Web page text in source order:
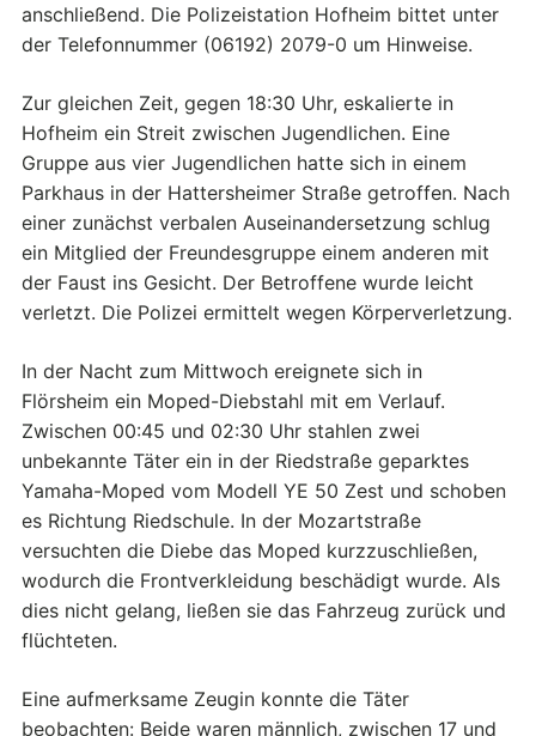
anschließend. Die Polizeistation Hofheim bittet unter
der Telefonnummer (06192) 2079-0 um Hinweise.
Zur gleichen Zeit, gegen 18:30 Uhr, eskalierte in
Hofheim ein Streit zwischen Jugendlichen. Eine
Gruppe aus vier Jugendlichen hatte sich in einem
Parkhaus in der Hattersheimer Straße getroffen. Nach
einer zunächst verbalen Auseinandersetzung schlug
ein Mitglied der Freundesgruppe einem anderen mit
der Faust ins Gesicht. Der Betroffene wurde leicht
verletzt. Die Polizei ermittelt wegen Körperverletzung.
In der Nacht zum Mittwoch ereignete sich in
Flörsheim ein Moped-Diebstahl mit em Verlauf.
Zwischen 00:45 und 02:30 Uhr stahlen zwei
unbekannte Täter ein in der Riedstraße geparktes
Yamaha-Moped vom Modell YE 50 Zest und schoben
es Richtung Riedschule. In der Mozartstraße
versuchten die Diebe das Moped kurzzuschließen,
wodurch die Frontverkleidung beschädigt wurde. Als
dies nicht gelang, ließen sie das Fahrzeug zurück und
flüchteten.
Eine aufmerksame Zeugin konnte die Täter
beobachten: Beide waren männlich, zwischen 17 und